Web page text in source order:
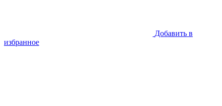
Добавить в
избранное